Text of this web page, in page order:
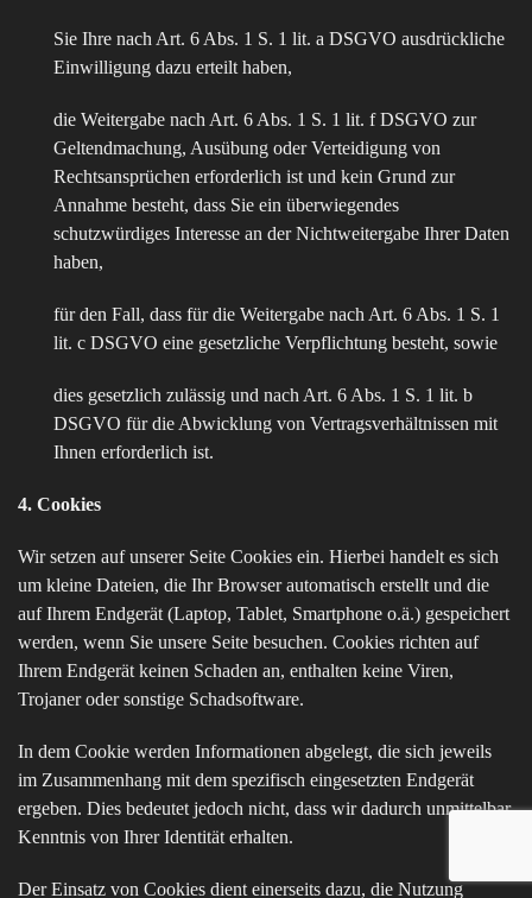
Sie Ihre nach Art. 6 Abs. 1 S. 1 lit. a DSGVO ausdrückliche
Einwilligung dazu erteilt haben,
die Weitergabe nach Art. 6 Abs. 1 S. 1 lit. f DSGVO zur
Geltendmachung, Ausübung oder Verteidigung von
Rechtsansprüchen erforderlich ist und kein Grund zur
Annahme besteht, dass Sie ein überwiegendes
schutzwürdiges Interesse an der Nichtweitergabe Ihrer Daten
haben,
für den Fall, dass für die Weitergabe nach Art. 6 Abs. 1 S. 1
lit. c DSGVO eine gesetzliche Verpflichtung besteht, sowie
dies gesetzlich zulässig und nach Art. 6 Abs. 1 S. 1 lit. b
DSGVO für die Abwicklung von Vertragsverhältnissen mit
Ihnen erforderlich ist.
4. Cookies
Wir setzen auf unserer Seite Cookies ein. Hierbei handelt es sich
um kleine Dateien, die Ihr Browser automatisch erstellt und die
auf Ihrem Endgerät (Laptop, Tablet, Smartphone o.ä.) gespeichert
werden, wenn Sie unsere Seite besuchen. Cookies richten auf
Ihrem Endgerät keinen Schaden an, enthalten keine Viren,
Trojaner oder sonstige Schadsoftware.
In dem Cookie werden Informationen abgelegt, die sich jeweils
im Zusammenhang mit dem spezifisch eingesetzten Endgerät
ergeben. Dies bedeutet jedoch nicht, dass wir dadurch unmittelbar
Kenntnis von Ihrer Identität erhalten.
Der Einsatz von Cookies dient einerseits dazu, die Nutzung